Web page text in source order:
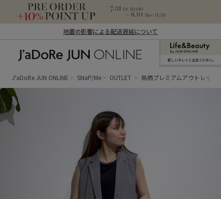
地震の影響による配送遅延について
ン オンライン）
新しいキレイと出合うために。
J'aDoRe JUN ONLINE SNaP/Me OUTLET 鳥栖プレミアムアウトレット